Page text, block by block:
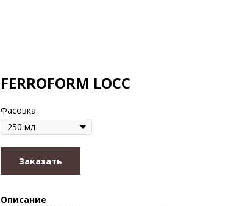
FERROFORM LOCC
Фасовка
Заказать
Описание